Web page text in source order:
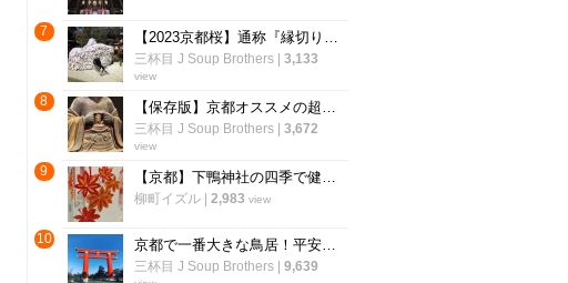
7 【2023京都桜】通称『縁切り神社』は行列必至☆参道の桜はまだつぼみ「安井金比羅宮」
三杯目 J Soup Brothers| 3,133
view
8 【保存版】京都オススメの超マニアック仏像☆開胸から釈迦顔～口から小仏像【厳選５件】
三杯目 J Soup Brothers| 3,672
view
9 【京都】下鴨神社の四季で健康祈願～季節限定の四季守「紅葉」の授与が開始
柳町イズル| 2,983 view
10 京都で一番大きな鳥居！平安京建築を模した明治創建の神社「平安神宮」
三杯目 J Soup Brothers| 9,639